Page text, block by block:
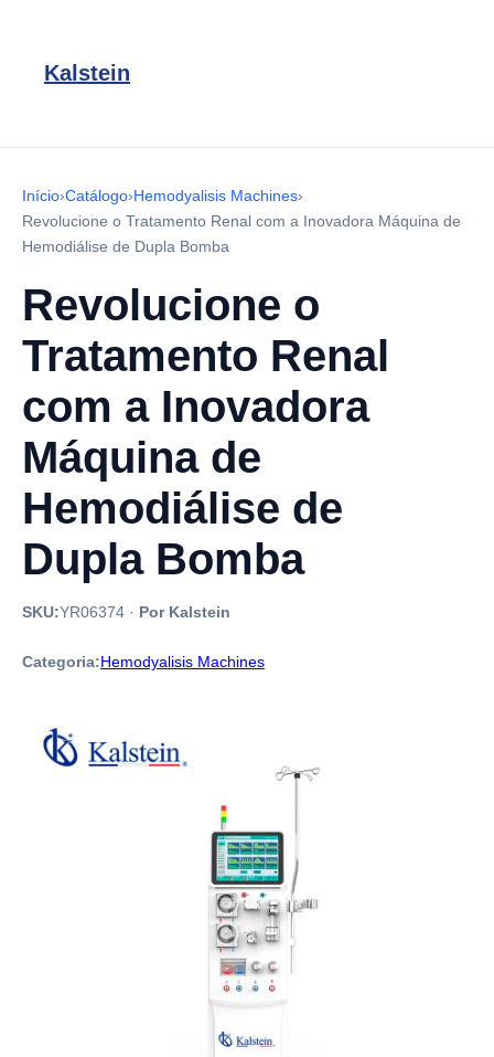
Kalstein
Início›Catálogo›Hemodyalisis Machines›
Revolucione o Tratamento Renal com a Inovadora Máquina de
Hemodiálise de Dupla Bomba
Revolucione o
Tratamento Renal
com a Inovadora
Máquina de
Hemodiálise de
Dupla Bomba
SKU:YR06374 · Por Kalstein
Categoria:Hemodyalisis Machines